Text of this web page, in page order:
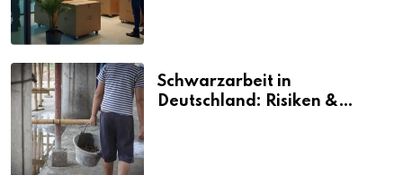
Schwarzarbeit in
Deutschland: Risiken &